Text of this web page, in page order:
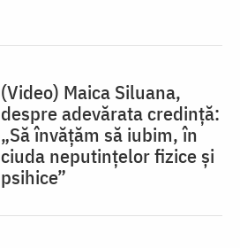
(Video) Maica Siluana,
despre adevărata credință:
„Să învățăm să iubim, în
ciuda neputințelor fizice și
psihice”